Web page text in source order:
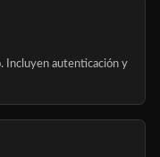
Incluyen autenticación y